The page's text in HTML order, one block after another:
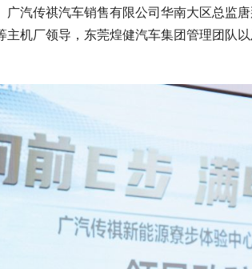
汽传祺汽车销售有限公司华南大区总监
机厂领导，东莞煌健汽车集团管理团队